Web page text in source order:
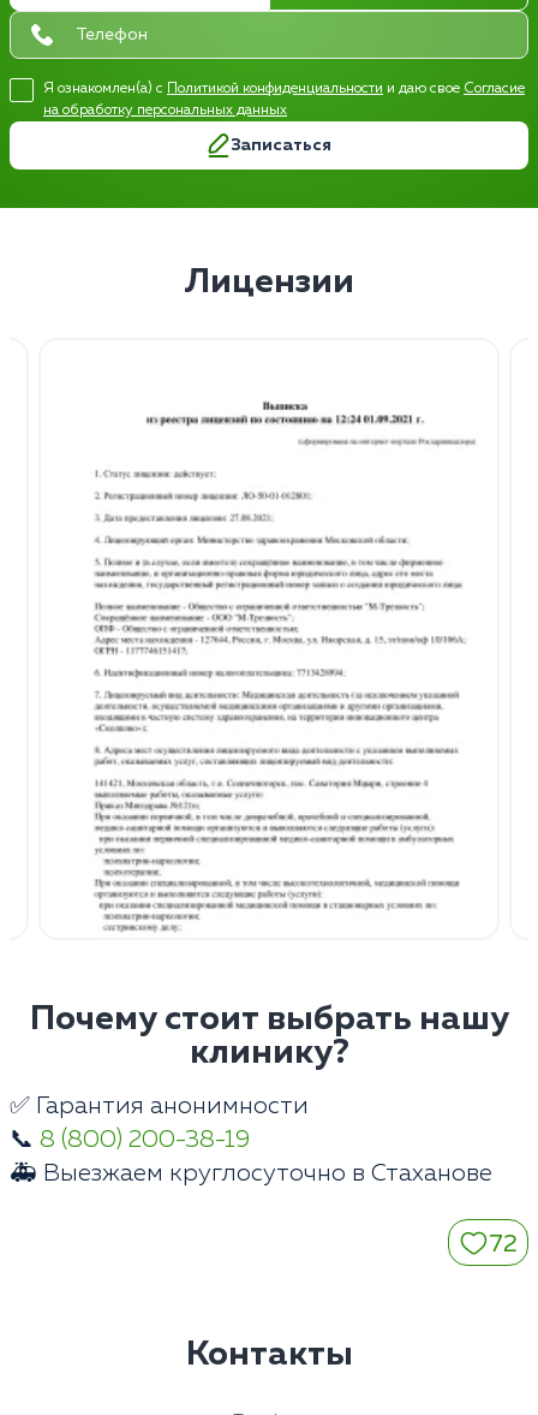
Я ознакомлен(а) с Политикой конфиденциальности и даю свое Согласие
на обработку персональных данных
Записаться
Лицензии
Почему стоит выбрать нашу
клинику?
✅ Гарантия анонимности
📞 8 (800) 200-38-19
🚑 Выезжаем круглосуточно в Стаханове
72
Контакты